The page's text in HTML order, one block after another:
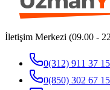
İletişim Merkezi (09.00 -
0(312) 911 37 15
0(850) 302 67 15